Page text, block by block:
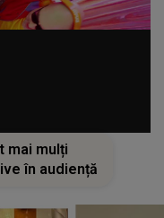
mai mulți
în audiență